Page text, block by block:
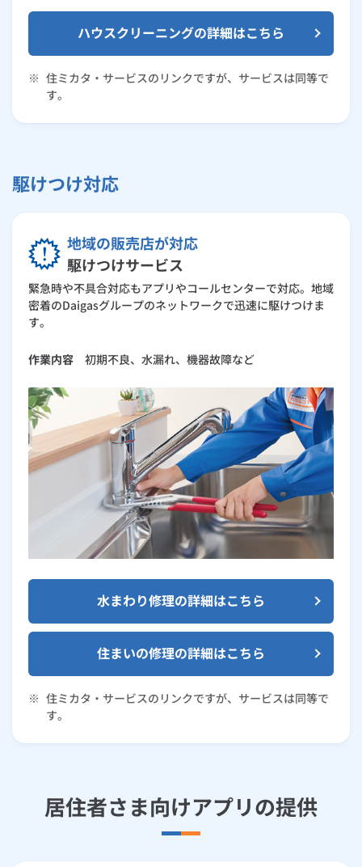
ハウスクリーニングの詳細はこちら
※ 住ミカタ・サービスのリンクですが、サービスは同等で
す。
駆けつけ対応
地域の販売店が対応
駆けつけサービス
緊急時や不具合対応もアプリやコールセンターで対応。地域
密着のDaigasグループのネットワークで迅速に駆けつけま
す。
作業内容 初期不良、水漏れ、機器故障など
水まわり修理の詳細はこちら
住まいの修理の詳細はこちら
※ 住ミカタ・サービスのリンクですが、サービスは同等で
す。
居住者さま向けアプリの提供